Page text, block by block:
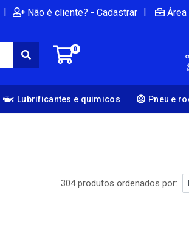
| Não é cliente? - Cadastrar |
0
Lubrificantes e quimicos Pneu e
304 produtos ordenados por: